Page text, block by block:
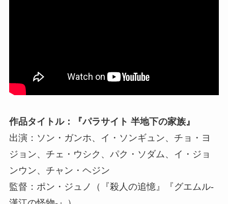
作品タイトル：『パラサイト 半地下の家族』
出演：ソン・ガンホ、イ・ソンギュン、チョ・ヨ
ジョン、チェ・ウシク、パク・ソダム、イ・ジョ
ンウン、チャン・ヘジン
監督：ポン・ジュノ（『殺人の追憶』『グエムル-